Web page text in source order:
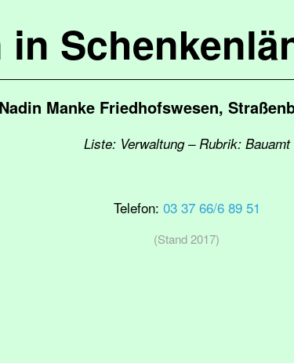
Nadin Manke Friedhofswesen,
Liste: Verwaltung – Rubrik: Bauamt
Telefon: 03 37 66/6 89 51
(Stand 2017)